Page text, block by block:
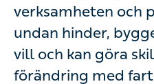
verksamheten och
undan hinder,
vill och kan göra
förändring med